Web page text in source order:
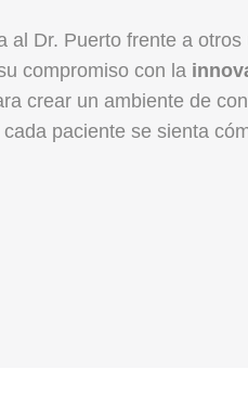
al Dr. Puerto frente a otros
compromiso con la
crear un ambiente de
paciente se sienta